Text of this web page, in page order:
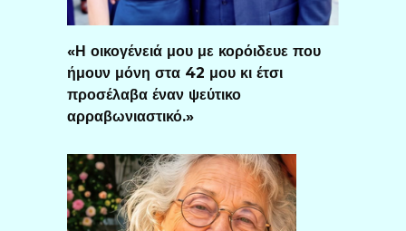
«Η οικογένειά μου με κορόιδευε που
ήμουν μόνη στα 42 μου κι έτσι
προσέλαβα έναν ψεύτικο
αρραβωνιαστικό.»